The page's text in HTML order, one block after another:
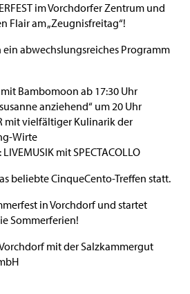
im Vorchdorfer Zentrum und
Flair am „Zeugnisfreitag“!
abwechslungsreiches Programm
mit Bambomoon ab 17:30 Uhr
anziehend“ um 20 Uhr
mit vielfältiger Kulinarik der
Wirte
mit SPECTACOLLO
beliebte CinqueCento-Treffen statt.
in Vorchdorf und startet
Sommerferien!
mit der Salzkammergut